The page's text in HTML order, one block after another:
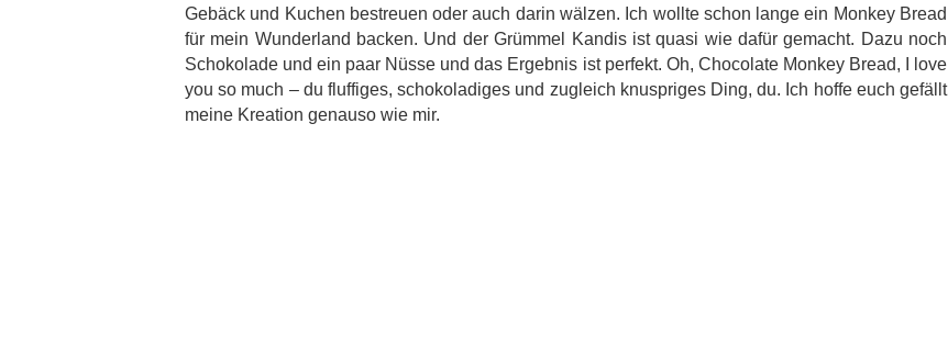
Gebäck und Kuchen bestreuen oder auch darin wälzen. Ich wollte schon lange ein Monkey Bread
für mein Wunderland backen. Und der Grümmel Kandis ist quasi wie dafür gemacht. Dazu noch
Schokolade und ein paar Nüsse und das Ergebnis ist perfekt. Oh, Chocolate Monkey Bread, I love
you so much – du fluffiges, schokoladiges und zugleich knuspriges Ding, du. Ich hoffe euch gefällt
meine Kreation genauso wie mir.